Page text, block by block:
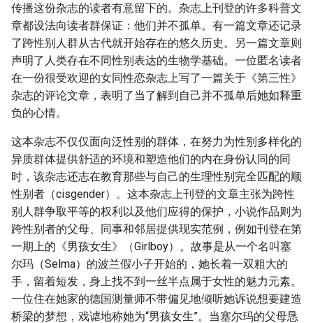
传播这份杂志的读者有意留下的。杂志上刊登的许多科普文
章都设法向读者群保证：他们并不孤单。有一篇文章还记录
了跨性别人群从古代就开始存在的悠久历史。另一篇文章则
声明了人类存在不同性别表达的生物学基础。一位匿名读者
在一份很受欢迎的女同性恋杂志上写了一篇关于《第三性》
杂志的评论文章，表明了当了解到自己并不孤单后她如释重
负的心情。
这本杂志不仅仅面向泛性别的群体，在努力为性别多样化的
异质群体提供舒适的环境和塑造他们的内在身份认同的同
时，该杂志还志在教育那些与自己的生理性别完全匹配的顺
性别者（cisgender）。这本杂志上刊登的文章主张为跨性
别人群争取平等的权利以及他们应得的保护，小说作品则为
跨性别者的父母、同事和邻居提供现实范例，例如刊登在第
一期上的《男孩女生》（Girlboy）。故事是从一个名叫塞
尔玛（Selma）的波兰假小子开始的，她长着一双粗大的
手，留着短发，身上找不到一丝半点属于女性的魅力元素。
一位住在她家的德国测量师不带偏见地倾听她诉说想要建造
桥梁的梦想，戏谑地称她为“男孩女生”。当塞尔玛的父母恳